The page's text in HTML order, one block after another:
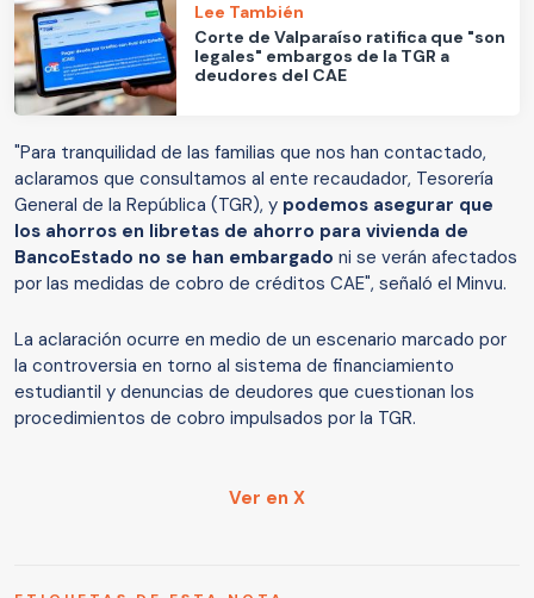
Lee También
Corte de Valparaíso ratifica que "son
legales" embargos de la TGR a
deudores del CAE
"Para tranquilidad de las familias que nos han contactado,
aclaramos que consultamos al ente recaudador, Tesorería
General de la República (TGR), y podemos asegurar que
los ahorros en libretas de ahorro para vivienda de
BancoEstado no se han embargado ni se verán afectados
por las medidas de cobro de créditos CAE", señaló el Minvu.
La aclaración ocurre en medio de un escenario marcado por
la controversia en torno al sistema de financiamiento
estudiantil y denuncias de deudores que cuestionan los
procedimientos de cobro impulsados por la TGR.
Ver en X